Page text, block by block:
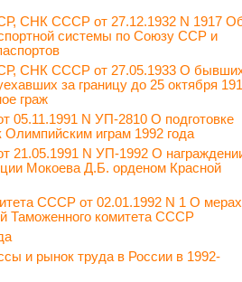
СНК СССР от 27.12.1932 N 1917
системы по Союзу ССР и
СНК СССР от 27.05.1933 О
за границу до 25 октября
граж
05.11.1991 N УП-2810 О подготовке
Олимпийским играм 1992 года
21.05.1991 N УП-1992 О
Мокоева Д.Б. орденом Красной
СССР от 02.01.1992 N 1 О
Таможенного комитета СССР
и рынок труда в России в 1992-